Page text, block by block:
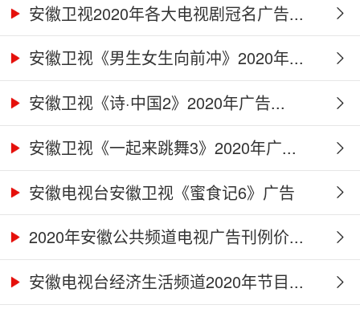
安徽卫视2020年各大电视剧冠名广告...
安徽卫视《男生女生向前冲》2020年...
安徽卫视《诗·中国2》2020年广告...
安徽卫视《一起来跳舞3》2020年广...
安徽电视台安徽卫视《蜜食记6》广告
合...2020年安徽公共频道电视广告刊例价...
安徽电视台经济生活频道2020年节目...